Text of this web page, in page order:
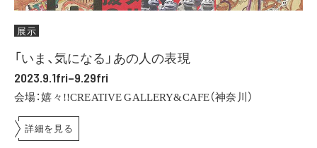
展示
「いま、気になる」あの人の表現
2023.9.1fri–9.29fri
会場：嬉々!!CREATIVE GALLERY&CAFE（神奈川）
詳細を見る